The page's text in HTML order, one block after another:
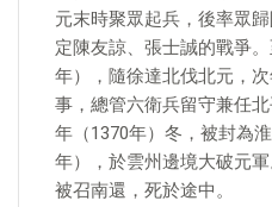
元末時聚眾起兵，後率眾
定陳友諒、張士誠的戰爭
年），隨徐達北伐北元，
事，總管六衛兵留守兼任
年（1370年）冬，被封為
年），於雲州邊境大破元
被召南還，死於途中。